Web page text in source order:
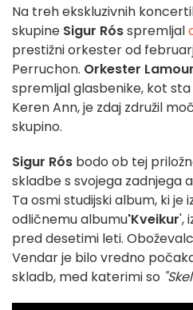
Na treh ekskluzivnih
skupine Sigur Rósspremljal
prestižni orkester od
Perruchon. Orkester
spremljal glasbenike, kot
Keren Ann, je zdaj združil
skupino.
Sigur Rós bodo ob tej
skladbe s svojega zadnjega
Ta osmi studijski album, ki je
odličnemu albumu'Kveikur',
pred desetimi leti.
Vendar je bilo vredno
skladb, med katerimi so "Skel